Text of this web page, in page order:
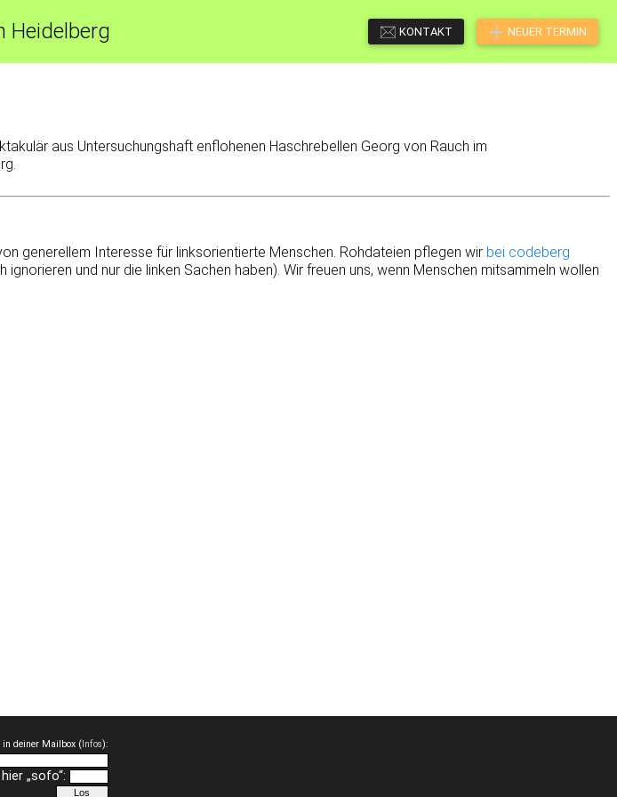
Heidelberg KONTAKT NEUER TERMIN
aus Untersuchungshaft enflohenen Haschrebellen Georg von Rauch im
generellem Interesse für linksorientierte Menschen. Rohdateien pflegen wir bei codeberg
und nur die linken Sachen haben). Wir freuen uns, wenn Menschen mitsammeln wollen
in deiner Mailbox (Infos):
„sofo“: